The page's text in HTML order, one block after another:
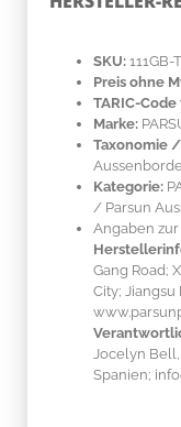
SKU: 111GB-
Preis ohne
TARIC-
Marke:
Taxonomie
Kategorie:
/ Parsun
Angaben
Gang Road;
City; Jiangsu
Jocelyn
Spanien;